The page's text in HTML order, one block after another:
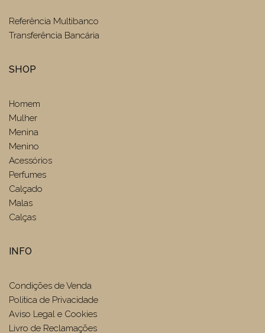
Referência Multibanco
Transferência Bancária
SHOP
Homem
Mulher
Menina
Menino
Acessórios
Perfumes
Calçado
Malas
Calças
INFO
Condições de Venda
Politica de Privacidade
Aviso Legal e Cookies
Livro de Reclamações